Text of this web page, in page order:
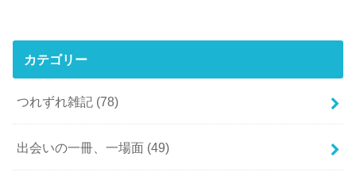
カテゴリー
つれずれ雑記 (78)
出会いの一冊、一場面 (49)